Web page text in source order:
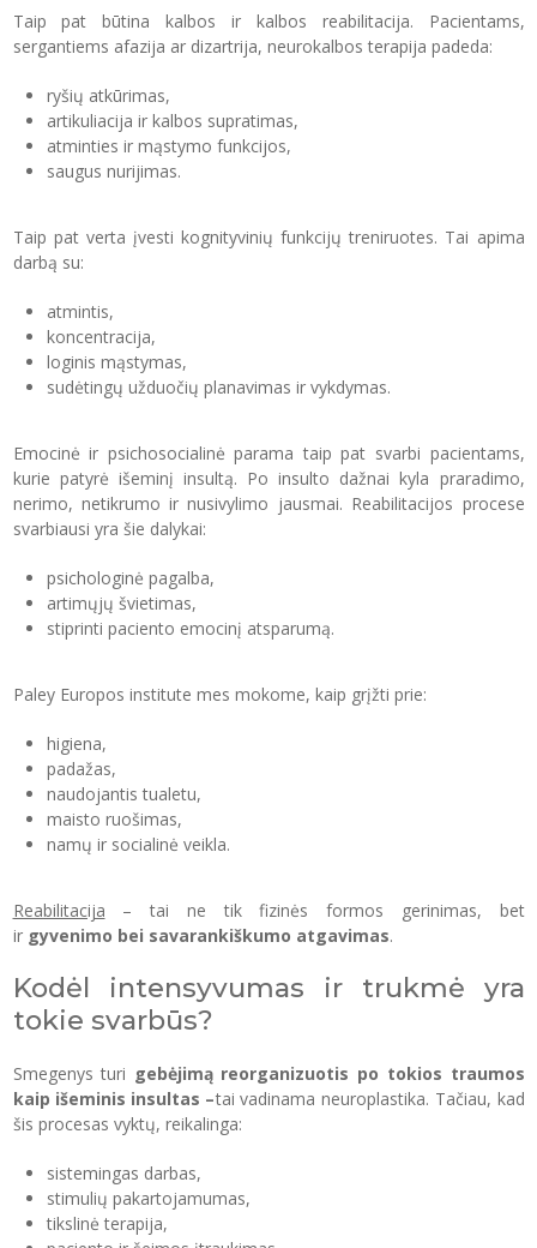
Taip pat būtina kalbos ir kalbos reabilitacija. Pacientams,
sergantiems afazija ar dizartrija, neurokalbos terapija padeda:
ryšių atkūrimas,
artikuliacija ir kalbos supratimas,
atminties ir mąstymo funkcijos,
saugus nurijimas.
Taip pat verta įvesti kognityvinių funkcijų treniruotes. Tai apima
darbą su:
atmintis,
koncentracija,
loginis mąstymas,
sudėtingų užduočių planavimas ir vykdymas.
Emocinė ir psichosocialinė parama taip pat svarbi pacientams,
kurie patyrė išeminį insultą. Po insulto dažnai kyla praradimo,
nerimo, netikrumo ir nusivylimo jausmai. Reabilitacijos procese
svarbiausi yra šie dalykai:
psichologinė pagalba,
artimųjų švietimas,
stiprinti paciento emocinį atsparumą.
Paley Europos institute mes mokome, kaip grįžti prie:
higiena,
padažas,
naudojantis tualetu,
maisto ruošimas,
namų ir socialinė veikla.
Reabilitacija – tai ne tik fizinės formos gerinimas, bet
ir gyvenimo bei savarankiškumo atgavimas.
Kodėl intensyvumas ir trukmė yra
tokie svarbūs?
Smegenys turi gebėjimą reorganizuotis po tokios traumos
kaip išeminis insultas –tai vadinama neuroplastika. Tačiau, kad
šis procesas vyktų, reikalinga:
sistemingas darbas,
stimulių pakartojamumas,
tikslinė terapija,